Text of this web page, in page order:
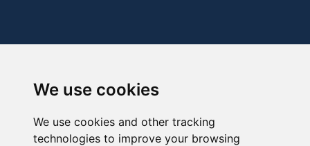
We use cookies
We use cookies and other tracking
technologies to improve your browsing